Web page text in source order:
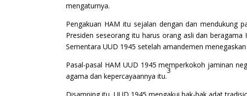
mengaturnya.
Pengakuan HAM itu sejalan dengan dan mendukung
Presiden seseorang itu harus orang asli dan
Sementara UUD 1945 setelah amandemen
Pasal-pasal HAM UUD 1945 memperkokoh jaminan
agama dan kepercayaannya itu.
3
Disamping itu, UUD 1945 mengakui hak-hak adat